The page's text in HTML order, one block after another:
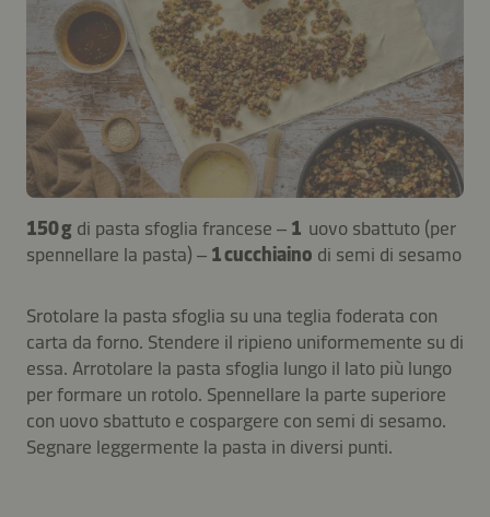
150 g di pasta sfoglia francese – 1 uovo sbattuto (per
spennellare la pasta) – 1 cucchiaino di semi di sesamo
Srotolare la pasta sfoglia su una teglia foderata con
carta da forno. Stendere il ripieno uniformemente su di
essa. Arrotolare la pasta sfoglia lungo il lato più lungo
per formare un rotolo. Spennellare la parte superiore
con uovo sbattuto e cospargere con semi di sesamo.
Segnare leggermente la pasta in diversi punti.